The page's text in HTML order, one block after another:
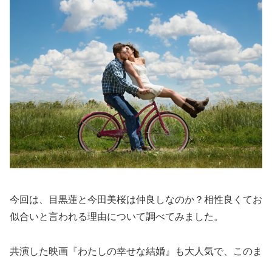
今回は、目黒蓮と今田美桜は仲良しなのか？相性良くてお
似合いと言われる理由について調べてみました。
共演した映画『わたしの幸せな結婚』も大人気で、このま